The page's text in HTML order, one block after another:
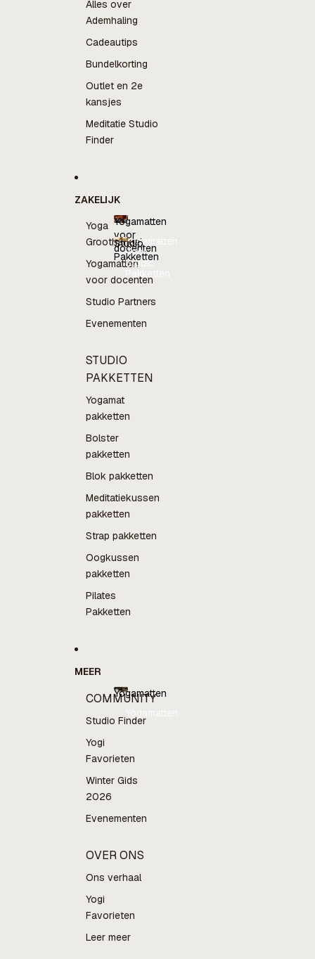
Alles over
Ademhaling
Cadeautips
Bundelkorting
Outlet en 2e
kansjes
Meditatie Studio
Finder
ZAKELIJK
Yoga
Groothandel
Yogamatten
voor docenten
Studio Partners
Evenementen
STUDIO
PAKKETTEN
Yogamat
pakketten
Bolster
pakketten
Blok pakketten
Meditatiekussen
pakketten
Strap pakketten
Oogkussen
pakketten
Pilates
Pakketten
Yogamatten
voor
docenten
Yogamatten
voor
docenten
Studio
Pakketten
Studio
Pakketten
MEER
COMMUNITY
Studio Finder
Yogi
Favorieten
Winter Gids
2026
Evenementen
OVER ONS
Ons verhaal
Yogi
Favorieten
Leer meer
Yogamatten